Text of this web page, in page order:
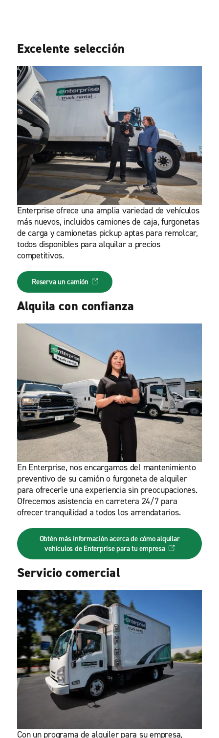
Excelente selección
Enterprise ofrece una amplia variedad de vehículos
más nuevos, incluidos camiones de caja, furgonetas
de carga y camionetas pickup aptas para remolcar,
todos disponibles para alquilar a precios
competitivos.
Reserva un camión
Alquila con confianza
En Enterprise, nos encargamos del mantenimiento
preventivo de su camión o furgoneta de alquiler
para ofrecerle una experiencia sin preocupaciones.
Ofrecemos asistencia en carretera 24/7 para
ofrecer tranquilidad a todos los arrendatarios.
Obtén más información acerca de cómo alquilar
vehículos de Enterprise para tu empresa
Servicio comercial
Con un programa de alquiler para su empresa,